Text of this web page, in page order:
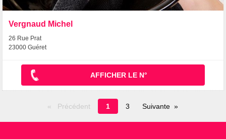
Vergnaud Michel
26 Rue Prat
23000 Guéret
AFFICHER LE N°
Précédent
Page
en
1 3 Suivante